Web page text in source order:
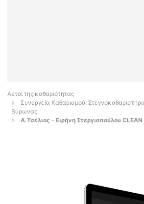
Αετοί της καθαριότητας
Συνεργεία Καθαρισμού,
Βύρωνας
Α.Τσέλιος - Ειρήνη Στεργιοπούλου